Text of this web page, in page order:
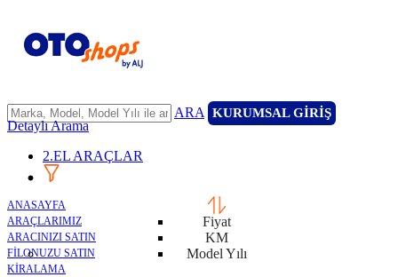
ARA KURUMSAL GİRİŞ
ANASAYFA
ARAÇLARIMIZ
ARACINIZI SATIN
FİLONUZU SATIN
KİRALAMA
Detaylı Arama
2.EL ARAÇLAR
Fiyat
KM
Model Yılı